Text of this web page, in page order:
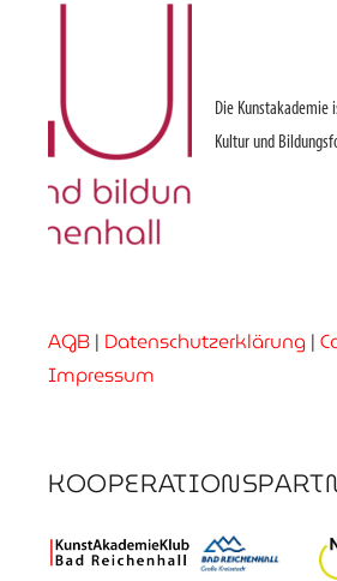
Die Kunstakademie
Kultur und
AGB | Datenschutzerklärung |
Impressum